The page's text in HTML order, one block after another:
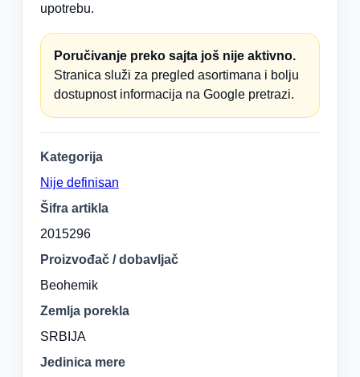
upotrebu.
Poručivanje preko sajta još nije aktivno.
Stranica služi za pregled asortimana i bolju
dostupnost informacija na Google pretrazi.
Kategorija
Nije definisan
Šifra artikla
2015296
Proizvođač / dobavljač
Beohemik
Zemlja porekla
SRBIJA
Jedinica mere